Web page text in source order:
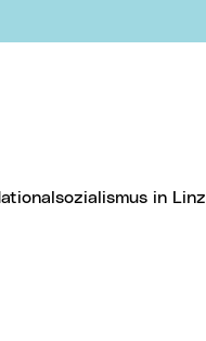
Nationalsozialismus in Linz